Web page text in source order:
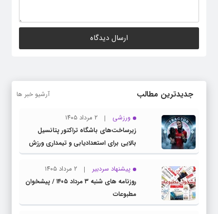
جدیدترین مطالب آرشیو خبر ها
ورزشی
۲ مرداد ۱۴۰۵
زیرساخت‌های باشگاه تراکتور پتانسیل
بالایی برای استعدادیابی و تیمداری ورزش
بانوان دارد
پیشنهاد سردبیر
۲ مرداد ۱۴۰۵
روزنامه های شنبه ۳ مرداد ۱۴۰۵ / پیشخوان
مطبوعات